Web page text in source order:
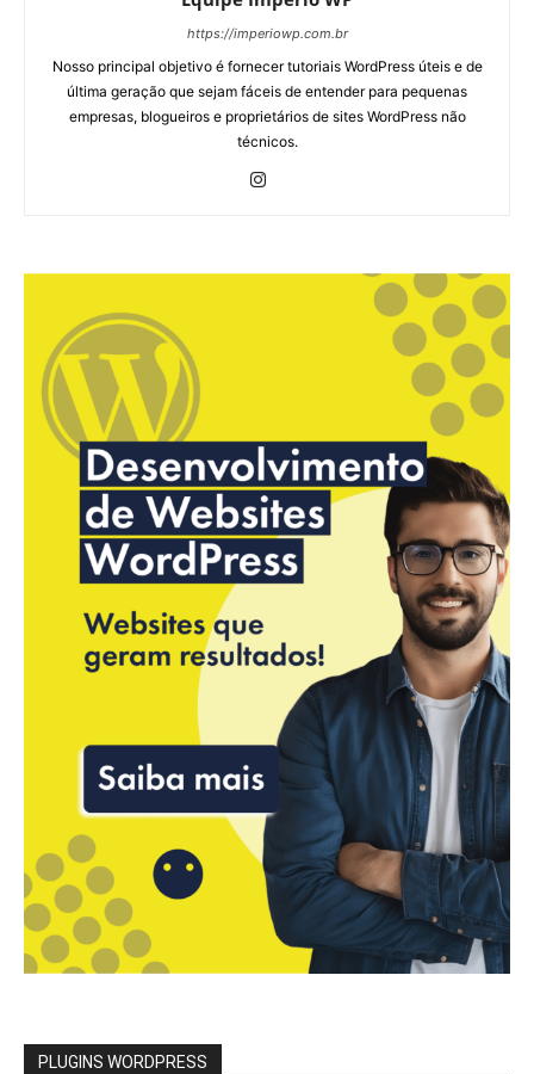
https://imperiowp.com.br
Nosso principal objetivo é fornecer tutoriais WordPress úteis e de
última geração que sejam fáceis de entender para pequenas
empresas, blogueiros e proprietários de sites WordPress não
técnicos.
PLUGINS WORDPRESS